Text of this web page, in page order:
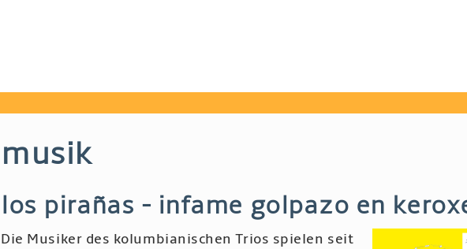
musik
los pirañas - infame golpazo en
Die Musiker des kolumbianischen Trios spielen seit